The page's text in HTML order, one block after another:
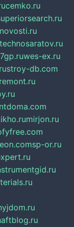
cemko.ru
technosaratov.ru
wes-ex.ru
stroy-db.com
mirjon.ru
sp-or.ru